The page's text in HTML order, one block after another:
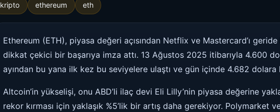
kripto ethereum eth
Ethereum (ETH), piyasa değeri açısından Netflix ve Mastercard’ı
dikkat çekici bir başarıya imza attı. 13 Ağustos 2025 itibarıyla 4.600
ayından bu yana ilk kez bu seviyelere ulaştı ve gün içinde 4.682 dolara
Altcoin’in yükselişi, onu ABD’li ilaç devi Eli Lilly’nin piyasa değerine
rekor kırması için yaklaşık %5’lik bir artış daha gerekiyor. Polymarket